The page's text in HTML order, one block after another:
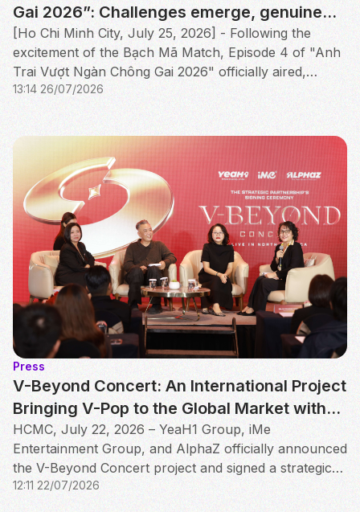
Gai 2026”: Challenges emerge, genuine
brotherhood shines through the first
Performance Round
[Ho Chi Minh City, July 25, 2026] - Following the
excitement of the Bạch Mã Match, Episode 4 of "Anh
Trai Vượt Ngàn Chông Gai 2026" officially aired,
featuring a gripping showdown in the Hắc Mã Match
13:14 26/07/2026
Press
V-Beyond Concert: An International Project
Bringing V-Pop to the Global Market with
its First Leg in North America
HCMC, July 22, 2026 – YeaH1 Group, iMe
Entertainment Group, and AlphaZ officially announced
the V-Beyond Concert project and signed a strategic
partnership agreement
12:11 22/07/2026